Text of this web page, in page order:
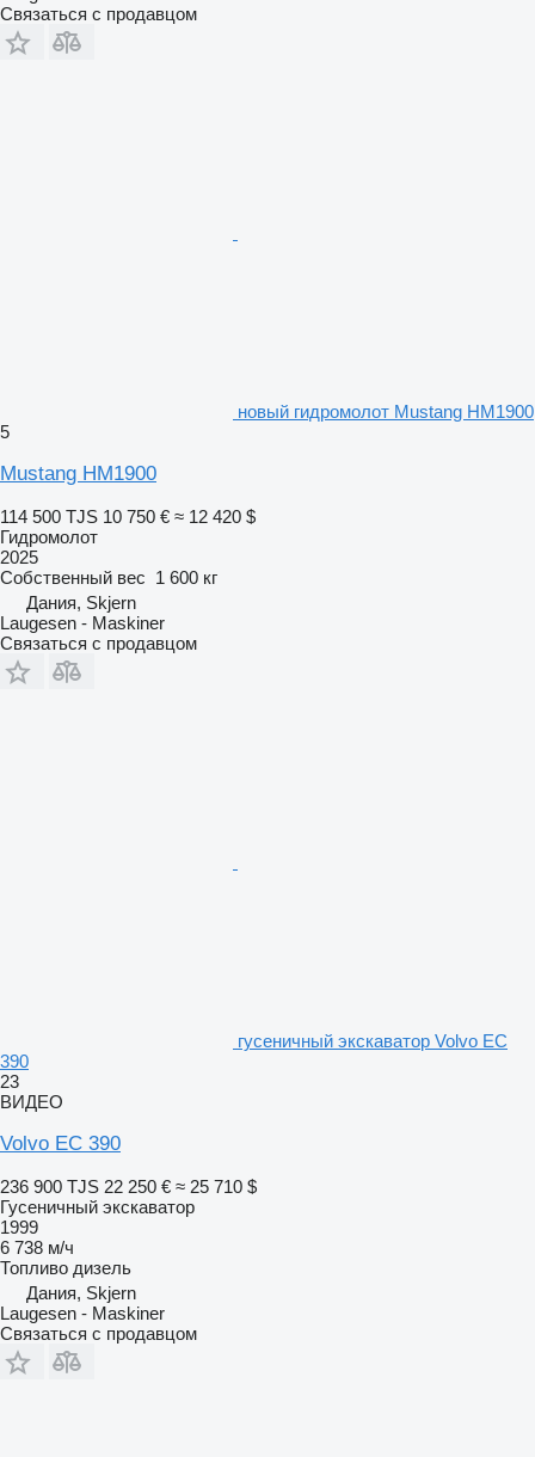
Связаться с продавцом
новый гидромолот Mustang HM1900
5
Mustang HM1900
114 500 TJS 10 750 € ≈ 12 420 $
Гидромолот
2025
Собственный вес 1 600 кг
Дания, Skjern
Laugesen - Maskiner
Связаться с продавцом
гусеничный экскаватор Volvo EC
390
23
ВИДЕО
Volvo EC 390
236 900 TJS 22 250 € ≈ 25 710 $
Гусеничный экскаватор
1999
6 738 м/ч
Топливо дизель
Дания, Skjern
Laugesen - Maskiner
Связаться с продавцом